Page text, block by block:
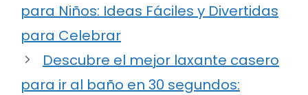
para Niños: Ideas Fáciles y Divertidas
para Celebrar
Descubre el mejor laxante casero
para ir al baño en 30 segundos: